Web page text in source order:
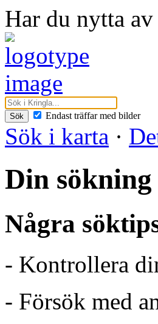
Har du nytta
Sök Endast träffar med bilder
Sök i karta ·
Din
Några
- Kontrollera
- Försök med